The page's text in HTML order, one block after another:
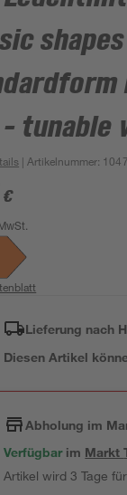
- tunable
| Artikelnummer:
€
Lieferung nach
Diesen Artikel
Abholung im
Verfügbar im Markt
Artikel wird 3 Tage